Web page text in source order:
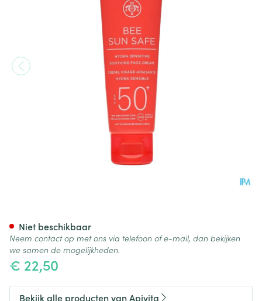
€ 22,50
Niet beschikbaar
Neem contact op met ons via telefoon of e-mail, dan bekijken
we samen de mogelijkheden.
Bekijk alle producten van Apivita